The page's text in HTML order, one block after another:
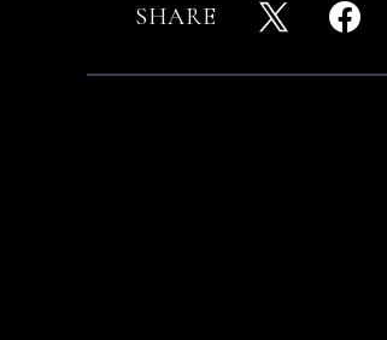
SHARE